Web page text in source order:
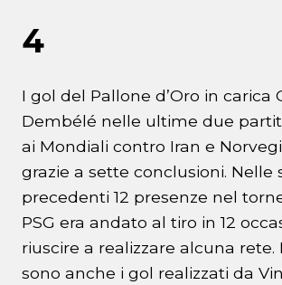
4
I gol del Pallone d’Oro in carica
Dembélé nelle ultime due
ai Mondiali contro Iran e
grazie a sette conclusioni. Nelle
precedenti 12 presenze nel
PSG era andato al tiro in 12
riuscire a realizzare alcuna rete.
sono anche i gol realizzati da